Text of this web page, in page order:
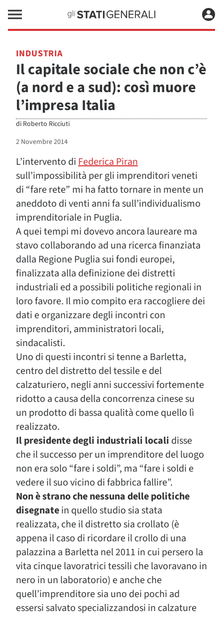
INDUSTRIA
Il capitale sociale che non c’è
(a nord e a sud): così muore
l’impresa Italia
di Roberto Ricciuti
2 Novembre 2014
L’intervento diFederica Piran
sull’impossibilità per gli imprenditori veneti
di “fare rete” mi ha fatto tornare in mente un
aneddoto di venti anni fa sull’individualismo
imprenditoriale in Puglia.
A quei tempi mi dovevo ancora laureare ma
stavo collaborando ad una ricerca finanziata
dalla Regione Puglia sui fondi europei,
finalizzata alla definizione dei distretti
industriali ed a possibili politiche regionali in
loro favore. Il mio compito era raccogliere dei
dati e organizzare degli incontri con
imprenditori, amministratori locali,
sindacalisti.
Uno di questi incontri si tenne a Barletta,
centro del distretto del tessile e del
calzaturiero, negli anni successivi fortemente
ridotto a causa della concorrenza cinese su
un prodotto di bassa qualità come quello lì
realizzato.
Il presidente degli industriali locali disse
che il successo per un imprenditore del luogo
non era solo “fare i soldi”, ma “fare i soldi e
vedere il suo vicino di fabbrica fallire”.
Non è strano che nessuna delle politiche
disegnatein quello studio sia stata
realizzata, che il distretto sia crollato (è
appena il caso di ricordare il crollo di una
palazzina a Barletta nel 2011 in cui persero la
vita cinque lavoratrici tessili che lavoravano in
nero in un laboratorio) e anche che
quell’imprenditore sia uno dei pochi ad
essersi salvato specializzandosi in calzature